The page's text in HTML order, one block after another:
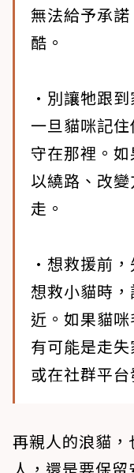
無法給予承
酷。
•別讓牠跟到
一旦貓咪記
守在那裡。
以繞路、改
走。
•想救援前
想救小貓時
近。如果貓
有可能是走
或在社群平台
再親人的浪貓